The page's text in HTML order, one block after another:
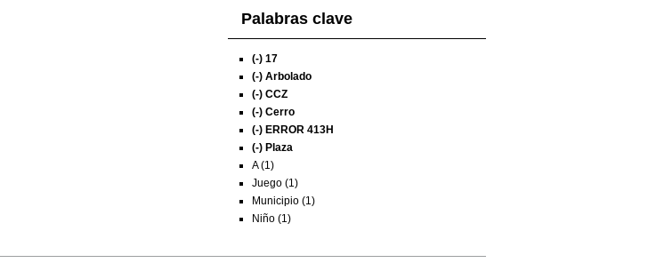
Palabras clave
(-) 17
(-) Arbolado
(-) CCZ
(-) Cerro
(-) ERROR 413H
(-) Plaza
A (1)
Juego (1)
Municipio (1)
Niño (1)